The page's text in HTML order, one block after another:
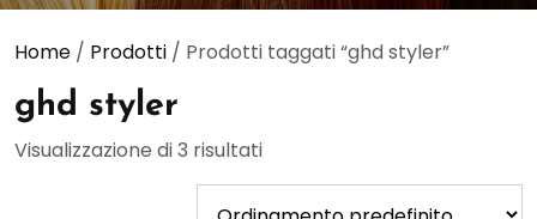
Home / Prodotti / Prodotti taggati “ghd styler”
ghd styler
Visualizzazione di 3 risultati